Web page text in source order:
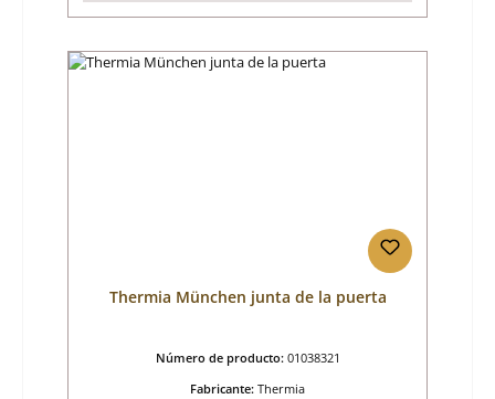
Thermia München junta de la puerta
Número de producto: 01038321
Fabricante: Thermia